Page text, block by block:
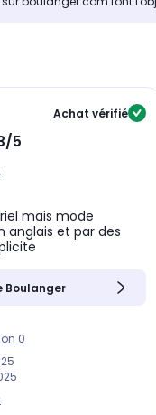
Achat vérifié
5
mais mode
anglais et par des
Boulanger
0